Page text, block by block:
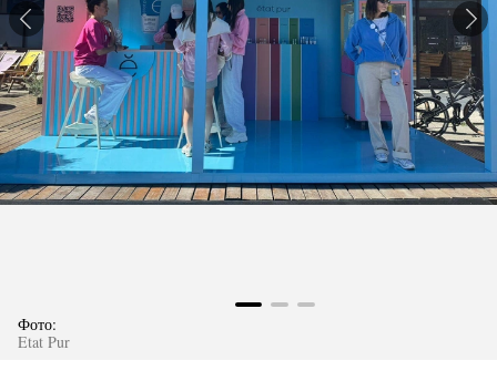
Фото:
Etat Pur